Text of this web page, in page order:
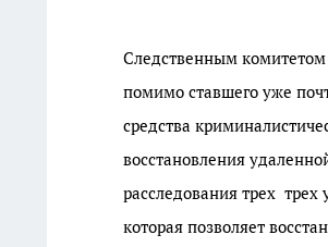
Следственным
помимо ставшего уже
средства
восстановления
расследования трех
которая позволяет